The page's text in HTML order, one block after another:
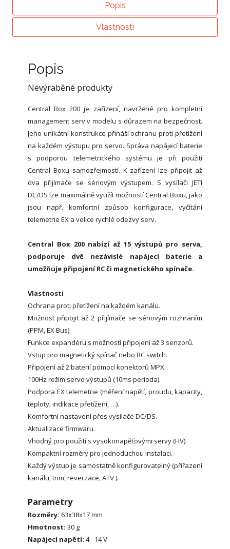
Popis
Vlastnosti
Popis
Nevýraběné produkty
Central Box 200 je zařízení, navržené pro kompletní
management serv v modelu s důrazem na bezpečnost.
Jeho unikátní konstrukce přináší ochranu proti přetížení
na každém výstupu pro servo. Správa napájecí baterie
s podporou telemetrického systému je při použití
Central Boxu samozřejmostí. K zařízení lze připojit až
dva přijímače se sériovým výstupem. S vysílači JETI
DC/DS lze maximálně využít možností Central Boxu, jako
jsou např. komfortní způsob konfigurace, vyčítání
telemetrie EX a velice rychlé odezvy serv.
Central Box 200 nabízí až 15 výstupů pro serva,
podporuje dvě nezávislé napájecí baterie a
umožňuje připojení RC či magnetického spínače.
Vlastnosti
Ochrana proti přetížení na každém kanálu.
Možnost připojit až 2 přijímače se sériovým rozhraním
(PPM, EX Bus).
Funkce expandéru s možností připojení až 3 senzorů.
Vstup pro magnetický spínač nebo RC switch.
Připojení až 2 baterií pomocí konektorů MPX.
100Hz režim servo výstupů (10ms perioda).
Podpora EX telemetrie (měření napětí, proudu, kapacity,
teploty, indikace přetížení, …).
Komfortní nastavení přes vysílače DC/DS.
Aktualizace firmwaru.
Vhodný pro použití s vysokonapěťovými servy (HV).
Kompaktní rozměry pro jednoduchou instalaci.
Každý výstup je samostatně konfigurovatelný (přiřazení
kanálu, trim, reverzace, ATV ).
Parametry
Rozměry: 63x38x17 mm
Hmotnost: 30 g
Napájecí napětí: 4 - 14 V